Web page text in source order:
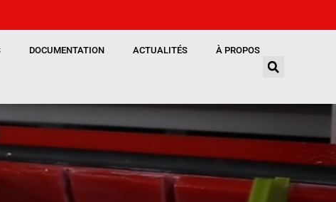
DOCUMENTATION ACTUALITÉS À PROPOS